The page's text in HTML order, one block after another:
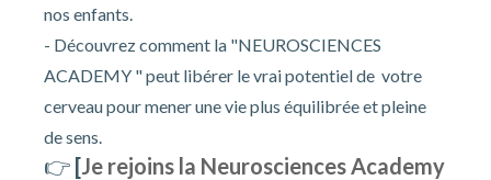
nos enfants.
- Découvrez comment la "NEUROSCIENCES
ACADEMY " peut libérer le vrai potentiel de votre
cerveau pour mener une vie plus équilibrée et pleine
de sens.
👉 [Je rejoins la Neurosciences Academy